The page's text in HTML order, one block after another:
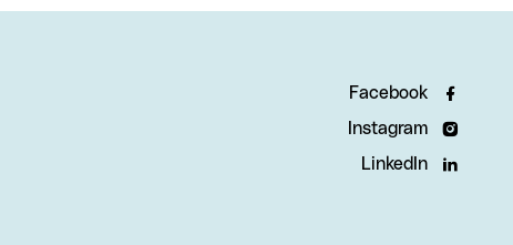
Facebook
Instagram
LinkedIn